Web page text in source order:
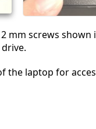
mm screws
the laptop for